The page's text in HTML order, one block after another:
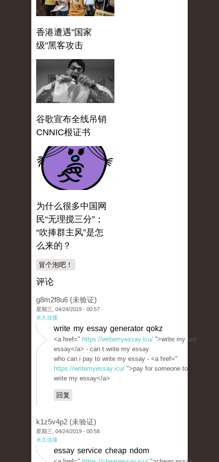
香港遭遇"国家
级"黑客攻击
谷歌宣布全线吊销
CNNIC根证书
为什么很多中国网
民“无理搅三分”；
“吹捧群主风”是怎
么来的？
冒个泡吧！
评论
g8m2f8u6 (未验证)
星期三, 04/24/2019 - 00:57
永久连接
write my essay generator qokz
<a href=" https://writemyessay.icu/ ">write my law
essay</a> - can t write my essay
who can i pay to write my essay - <a href="
https://writemyessay.icu/ ">pay for someone to
write my essay</a>
回复
k1z5v4p2 (未验证)
星期三, 04/24/2019 - 00:58
永久连接
essay service cheap ndom